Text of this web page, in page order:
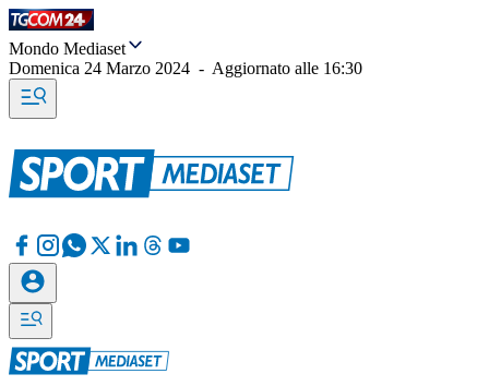
Mondo Mediaset
Domenica 24 Marzo 2024 - Aggiornato alle 16:30